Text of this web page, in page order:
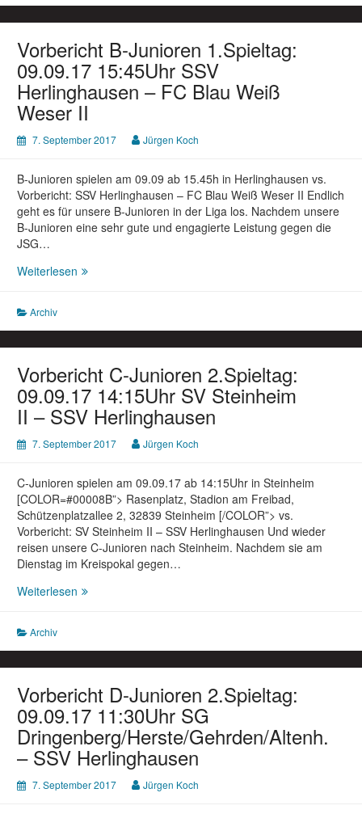
09.09.2017
17:15Uhr
JSG
Herlinghausen/Calenberg
JSG
Willebadessen/P-
E-
L
Vorbericht B-Junioren 1.Spieltag:
09.09.17 15:45Uhr SSV
Herlinghausen – FC Blau Weiß
Weser II
7. September 2017 Jürgen Koch
B-Junioren spielen am 09.09 ab 15.45h in Herlinghausen vs.
Vorbericht: SSV Herlinghausen – FC Blau Weiß Weser II Endlich
geht es für unsere B-Junioren in der Liga los. Nachdem unsere
B-Junioren eine sehr gute und engagierte Leistung gegen die
JSG…
Weiterlesen Vorbericht
09.09.17
15:45Uhr
SSV
Herlinghausen
FC
Weiß
II
Archiv
Vorbericht C-Junioren 2.Spieltag:
09.09.17 14:15Uhr SV Steinheim
II – SSV Herlinghausen
7. September 2017 Jürgen Koch
C-Junioren spielen am 09.09.17 ab 14:15Uhr in Steinheim
[COLOR=#00008B”> Rasenplatz, Stadion am Freibad,
Schützenplatzallee 2, 32839 Steinheim [/COLOR”> vs.
Vorbericht: SV Steinheim II – SSV Herlinghausen Und wieder
reisen unsere C-Junioren nach Steinheim. Nachdem sie am
Dienstag im Kreispokal gegen…
Weiterlesen Vorbericht
09.09.17
14:15Uhr
SV
Steinheim
–
SSV
Herlinghausen
Archiv
Vorbericht D-Junioren 2.Spieltag:
09.09.17 11:30Uhr SG
Dringenberg/Herste/Gehrden/Altenh.
– SSV Herlinghausen
7. September 2017 Jürgen Koch